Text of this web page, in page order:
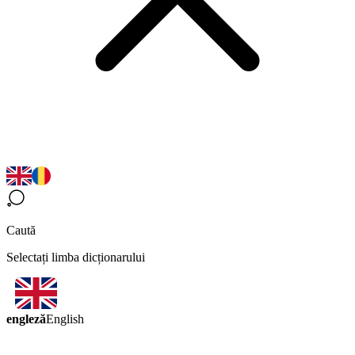
Caută
Selectați limba dicționarului
englezăEnglish